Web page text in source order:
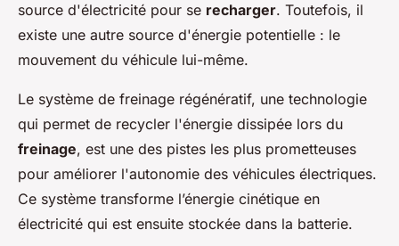
source d'électricité pour se recharger. Toutefois, il
existe une autre source d'énergie potentielle : le
mouvement du véhicule lui-même.
Le système de freinage régénératif, une technologie
qui permet de recycler l'énergie dissipée lors du
freinage, est une des pistes les plus prometteuses
pour améliorer l'autonomie des véhicules électriques.
Ce système transforme l’énergie cinétique en
électricité qui est ensuite stockée dans la batterie.